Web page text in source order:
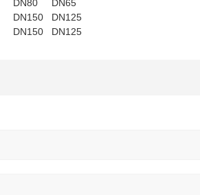
DN80 DN65
DN150 DN125
DN150 DN125